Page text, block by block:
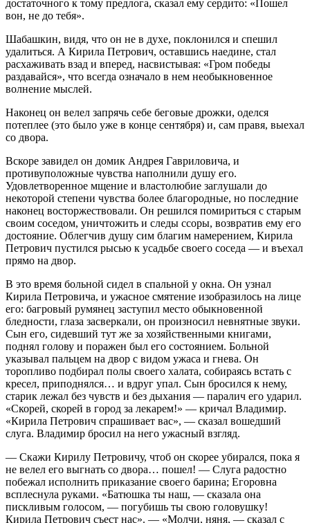
достаточного к тому предлога, сказал ему сердито: «Пошел
вон, не до тебя».
Шабашкин, видя, что он не в духе, поклонился и спешил
удалиться. А Кирила Петрович, оставшись наедине, стал
расхаживать взад и вперед, насвистывая: «Гром победы
раздавайся», что всегда означало в нем необыкновенное
волнение мыслей.
Наконец он велел запрячь себе беговые дрожки, оделся
потеплее (это было уже в конце сентября) и, сам правя, выехал
со двора.
Вскоре завидел он домик Андрея Гавриловича, и
противуположные чувства наполнили душу его.
Удовлетворенное мщение и властолюбие заглушали до
некоторой степени чувства более благородные, но последние
наконец восторжествовали. Он решился помириться с старым
своим соседом, уничтожить и следы ссоры, возвратив ему его
достояние. Облегчив душу сим благим намерением, Кирила
Петрович пустился рысью к усадьбе своего соседа — и въехал
прямо на двор.
В это время больной сидел в спальной у окна. Он узнал
Кирила Петровича, и ужасное смятение изобразилось на лице
его: багровый румянец заступил место обыкновенной
бледности, глаза засверкали, он произносил невнятные звуки.
Сын его, сидевший тут же за хозяйственными книгами,
поднял голову и поражен был его состоянием. Больной
указывал пальцем на двор с видом ужаса и гнева. Он
торопливо подбирал полы своего халата, собираясь встать с
кресел, приподнялся… и вдруг упал. Сын бросился к нему,
старик лежал без чувств и без дыхания — паралич его ударил.
«Скорей, скорей в город за лекарем!» — кричал Владимир.
«Кирила Петрович спрашивает вас», — сказал вошедший
слуга. Владимир бросил на него ужасный взгляд.
— Скажи Кирилу Петровичу, чтоб он скорее убирался, пока я
не велел его выгнать со двора… пошел! — Слуга радостно
побежал исполнить приказание своего барина; Егоровна
всплеснула руками. «Батюшка ты наш, — сказала она
пискливым голосом, — погубишь ты свою головушку!
Кирила Петрович съест нас». — «Молчи, няня, — сказал с